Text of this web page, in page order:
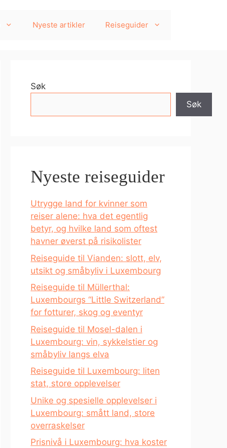
Nyeste artikler Reiseguider
Søk
Søk
Nyeste reiseguider
Utrygge land for kvinner som
reiser alene: hva det egentlig
betyr, og hvilke land som oftest
havner øverst på risikolister
Reiseguide til Vianden: slott, elv,
utsikt og småbyliv i Luxembourg
Reiseguide til Müllerthal:
Luxembourgs “Little Switzerland”
for fotturer, skog og eventyr
Reiseguide til Mosel-dalen i
Luxembourg: vin, sykkelstier og
småbyliv langs elva
Reiseguide til Luxembourg: liten
stat, store opplevelser
Unike og spesielle opplevelser i
Luxembourg: smått land, store
overraskelser
Prisnivå i Luxembourg: hva koster